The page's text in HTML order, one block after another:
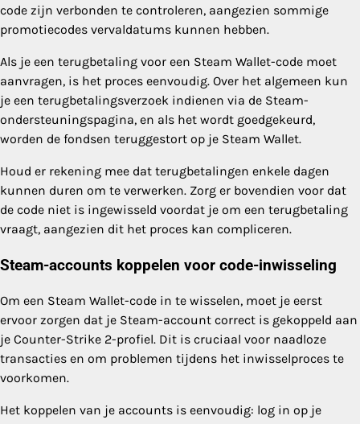
code zijn verbonden te controleren, aangezien sommige
promotiecodes vervaldatums kunnen hebben.
Als je een terugbetaling voor een Steam Wallet-code moet
aanvragen, is het proces eenvoudig. Over het algemeen kun
je een terugbetalingsverzoek indienen via de Steam-
ondersteuningspagina, en als het wordt goedgekeurd,
worden de fondsen teruggestort op je Steam Wallet.
Houd er rekening mee dat terugbetalingen enkele dagen
kunnen duren om te verwerken. Zorg er bovendien voor dat
de code niet is ingewisseld voordat je om een terugbetaling
vraagt, aangezien dit het proces kan compliceren.
Steam-accounts koppelen voor code-inwisseling
Om een Steam Wallet-code in te wisselen, moet je eerst
ervoor zorgen dat je Steam-account correct is gekoppeld aan
je Counter-Strike 2-profiel. Dit is cruciaal voor naadloze
transacties en om problemen tijdens het inwisselproces te
voorkomen.
Het koppelen van je accounts is eenvoudig: log in op je